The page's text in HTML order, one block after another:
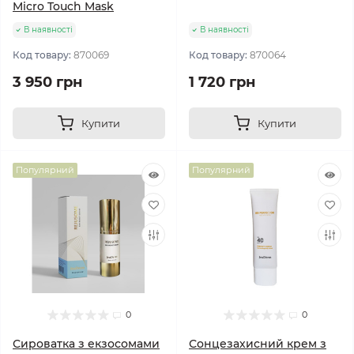
Micro Touch Mask
В наявності
Код товару: 870069
3 950 грн
Купити
В наявності
Код товару: 870064
1 720 грн
Купити
Популярний
0
Сироватка з екзосомами
Популярний
0
Сонцезахисний крем з